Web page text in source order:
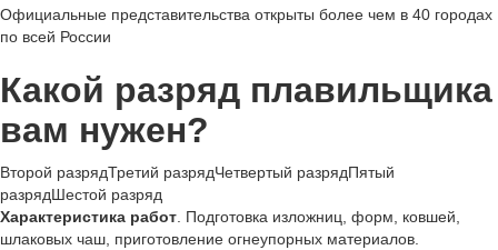
Официальные представительства открыты более чем в 40 городах
по всей России
Какой разряд плавильщика
вам нужен?
Второй разрядТретий разрядЧетвертый разрядПятый
разрядШестой разряд
Характеристика работ . Подготовка изложниц, форм, ковшей,
шлаковых чаш, приготовление огнеупорных материалов.